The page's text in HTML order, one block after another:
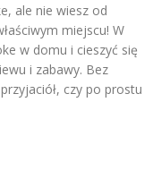
ale nie wiesz od
miejscu! W
w domu i cieszyć się
i zabawy. Bez
czy po prostu